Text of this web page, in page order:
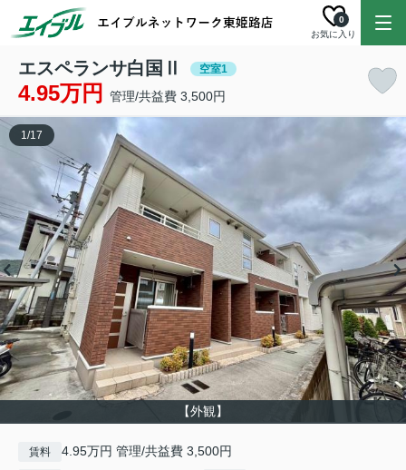
お気に入り
0
エスペランサ白国Ⅱ 空室1
4.95万円 管理/共益費 3,500円
【外観】
1/17
賃料 4.95万円 管理/共益費 3,500円